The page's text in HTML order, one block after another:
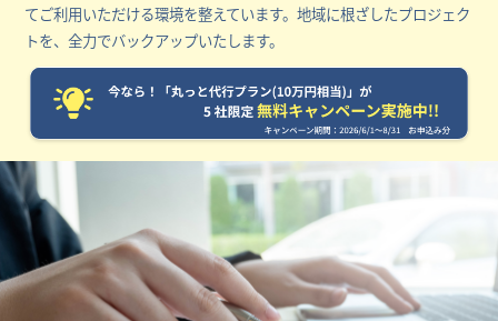
てご利用いただける環境を整えています。地域に根ざしたプロジェク
トを、全力でバックアップいたします。